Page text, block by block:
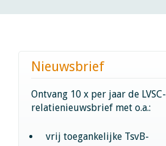
Nieuwsbrief
Ontvang 10 x per jaar de LVSC-
relatienieuwsbrief met o.a.:
vrij toegankelijke TsvB-